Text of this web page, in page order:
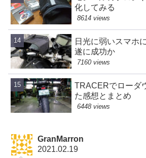
化してみる
8614 views
日光に弱いスマホ
遂に成功か
7160 views
TRACERでローダ
た感想とまとめ
6448 views
GranMarron
2021.02.19